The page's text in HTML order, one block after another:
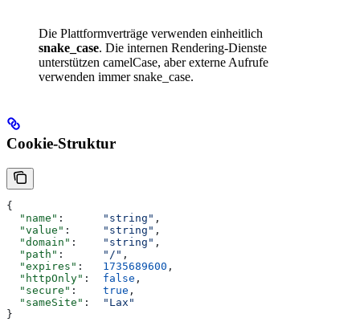
Die Plattformverträge verwenden einheitlich
snake_case. Die internen Rendering-Dienste
unterstützen camelCase, aber externe Aufrufe
verwenden immer snake_case.
Cookie-Struktur
{
  "name"
: "string" ,
  "value"
: "string" ,
  "domain"
: "string" ,
  "path"
: "/" ,
  "expires"
: 1735689600 ,
  "httpOnly"
: false ,
  "secure"
: true ,
  "sameSite"
:
"Lax"
}